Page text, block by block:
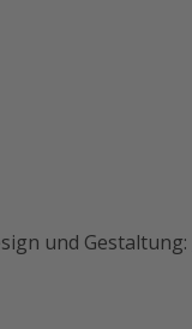
und Gestaltung: